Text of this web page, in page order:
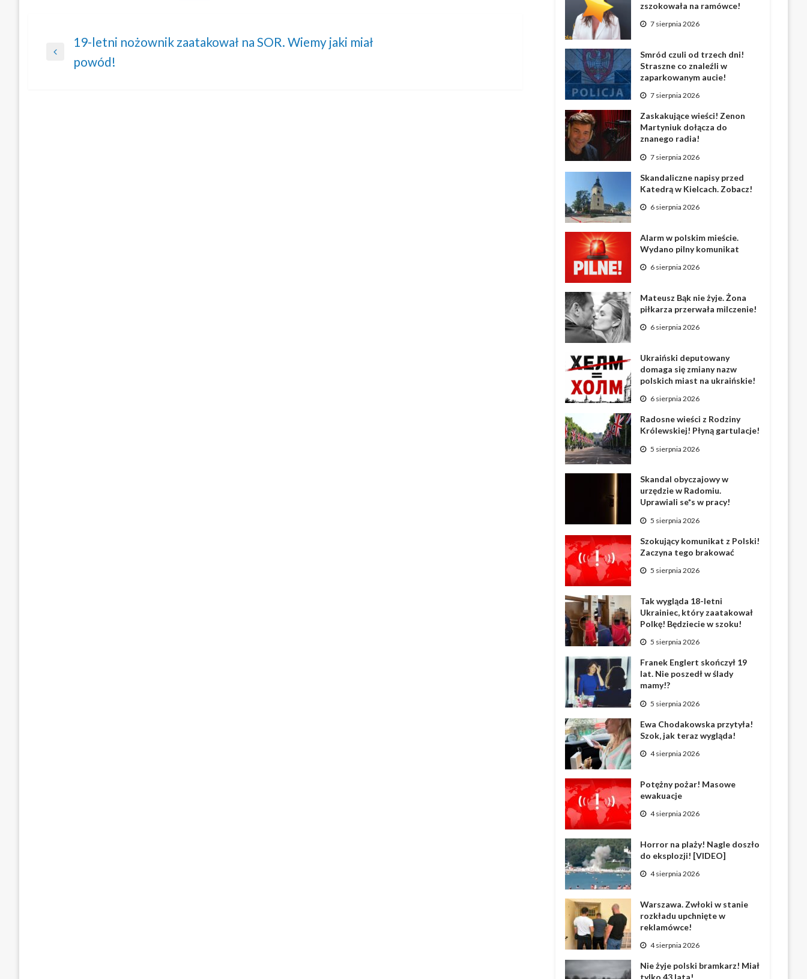
Nawigacja
wpisu
Previous
19-letni nożownik zaatakował na SOR. Wiemy jaki miał
powód!
zszokowała na ramówce!
7 sierpnia 2026
Smród czuli od trzech dni!
Straszne co znaleźli w
zaparkowanym aucie!
7 sierpnia 2026
Zaskakujące wieści! Zenon
Martyniuk dołącza do
znanego radia!
7 sierpnia 2026
Skandaliczne napisy przed
Katedrą w Kielcach. Zobacz!
6 sierpnia 2026
Alarm w polskim mieście.
Wydano pilny komunikat
6 sierpnia 2026
Mateusz Bąk nie żyje. Żona
piłkarza przerwała milczenie!
6 sierpnia 2026
Ukraiński deputowany
domaga się zmiany nazw
polskich miast na ukraińskie!
6 sierpnia 2026
Radosne wieści z Rodziny
Królewskiej! Płyną gartulacje!
5 sierpnia 2026
Skandal obyczajowy w
urzędzie w Radomiu.
Uprawiali se*s w pracy!
5 sierpnia 2026
Szokujący komunikat z Polski!
Zaczyna tego brakować
5 sierpnia 2026
Tak wygląda 18-letni
Ukrainiec, który zaatakował
Polkę! Będziecie w szoku!
5 sierpnia 2026
Franek Englert skończył 19
lat. Nie poszedł w ślady
mamy!?
5 sierpnia 2026
Ewa Chodakowska przytyła!
Szok, jak teraz wygląda!
4 sierpnia 2026
Potężny pożar! Masowe
ewakuacje
4 sierpnia 2026
Horror na plaży! Nagle doszło
do eksplozji! [VIDEO]
4 sierpnia 2026
Warszawa. Zwłoki w stanie
rozkładu upchnięte w
reklamówce!
4 sierpnia 2026
Nie żyje polski bramkarz! Miał